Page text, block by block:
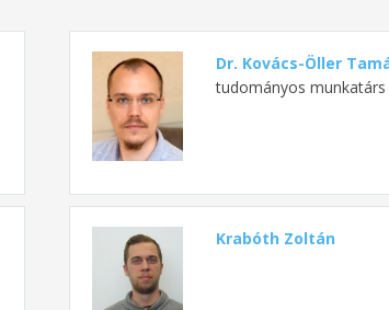
Dr. Kovács-Öller
tudományos munkatárs
Krabóth Zoltán